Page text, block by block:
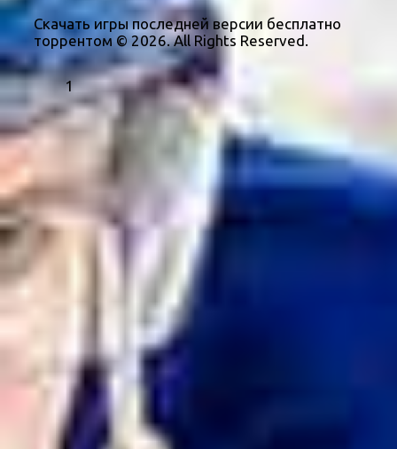
Скачать игры последней версии бесплатно
торрентом © 2026. All Rights Reserved.
1